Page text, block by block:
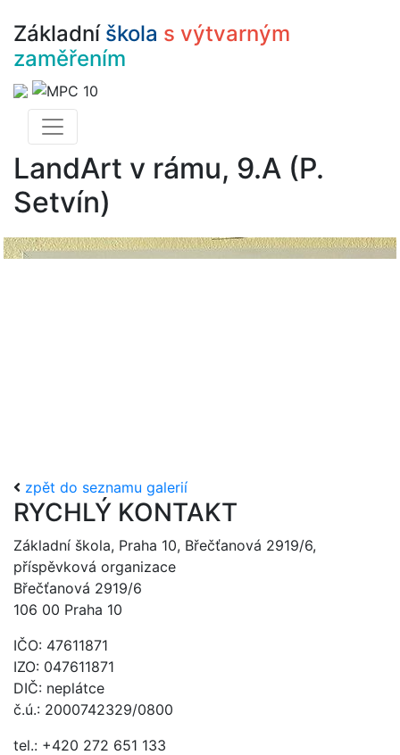
Základní škola s výtvarným
zaměřením
LandArt v rámu, 9.A (P.
Setvín)
zpět do seznamu galerií
RYCHLÝ KONTAKT
Základní škola, Praha 10, Břečťanová 2919/6,
příspěvková organizace
Břečťanová 2919/6
106 00 Praha 10
IČO: 47611871
IZO: 047611871
DIČ: neplátce
č.ú.: 2000742329/0800
tel.: +420 272 651 133